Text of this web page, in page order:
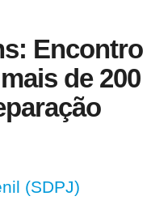
Encontro
de 200
(SDPJ)